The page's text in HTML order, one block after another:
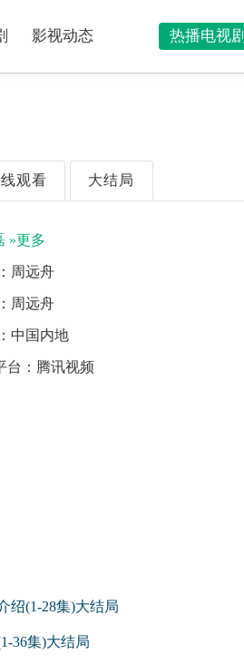
影视动态 热播电视剧
观看 大结局
»更多
周远舟
周远舟
中国内地
台： 腾讯视频
绍(1-28集)大结局
36集)大结局